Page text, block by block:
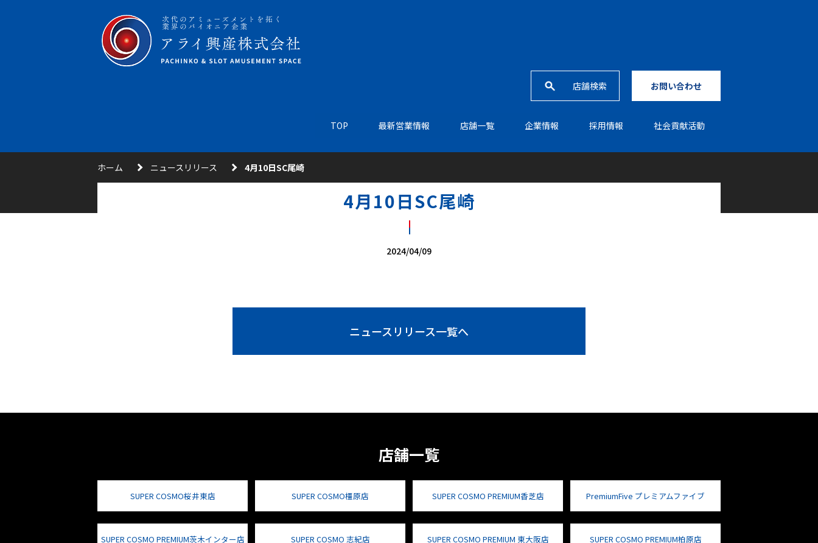
店舗検索 お問い合わせ
TOP 最新営業情報 店舗一覧 企業情報 採⽤情報 社会貢献活動
ホーム ニュースリリース 4月10日SC尾崎
4月10日SC尾崎
2024/04/09
ニュースリリース一覧へ
店舗一覧
SUPER COSMO桜井東店 SUPER COSMO橿原店 SUPER COSMO PREMIUM香芝店 PremiumFive プレミアムファイブ
SUPER COSMO PREMIUM茨木インター店 SUPER COSMO 志紀店 SUPER COSMO PREMIUM 東大阪店 SUPER COSMO PREMIUM柏原店